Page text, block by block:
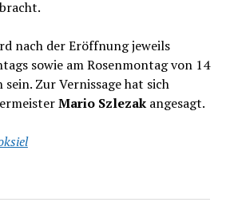
nach der Eröffnung jeweils
sowie am Rosenmontag von 14
sein. Zur Vernissage hat sich
Mario Szlezakangesagt.